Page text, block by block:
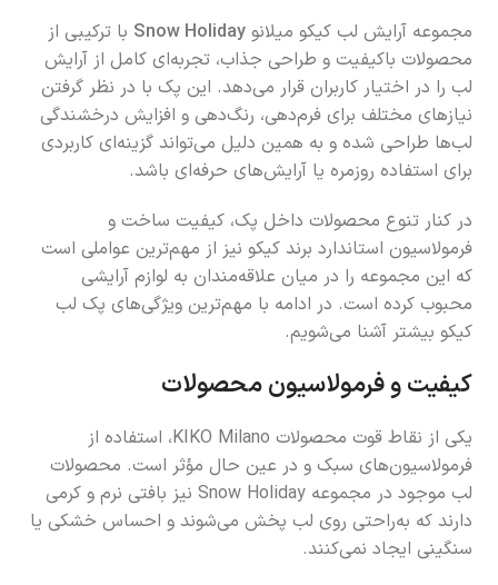
مجموعه آرایش لب کیکو میلانوSnow Holiday با ترکیبی از
محصولات باکیفیت و طراحی جذاب، تجربه‌ای کامل از آرایش
لب را در اختیار کاربران قرار می‌دهد. این پک با در نظر گرفتن
نیازهای مختلف برای فرم‌دهی، رنگ‌دهی و افزایش درخشندگی
لب‌ها طراحی شده و به همین دلیل می‌تواند گزینه‌ای کاربردی
برای استفاده روزمره یا آرایش‌های حرفه‌ای باشد.
در کنار تنوع محصولات داخل پک، کیفیت ساخت و
فرمولاسیون استاندارد برند کیکو نیز از مهم‌ترین عواملی است
که این مجموعه را در میان علاقه‌مندان به لوازم آرایشی
محبوب کرده است. در ادامه با مهم‌ترین ویژگی‌های پک لب
کیکو بیشتر آشنا می‌شویم.
کیفیت و فرمولاسیون محصولات
یکی از نقاط قوت محصولات KIKO Milano، استفاده از
فرمولاسیون‌های سبک و در عین حال مؤثر است. محصولات
لب موجود در مجموعه Snow Holiday نیز بافتی نرم و کرمی
دارند که به‌راحتی روی لب پخش می‌شوند و احساس خشکی یا
سنگینی ایجاد نمی‌کنند.